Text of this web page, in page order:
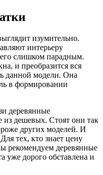
изумительно.
интерьеру
слишком парадным.
и преобразится вся
данной модели. Она
в формировании
деревянные
из дешевых. Стоят они так
других моделей. И
тех, кто знает цену
рекомендуем деревянные
уже дорого обставлена и